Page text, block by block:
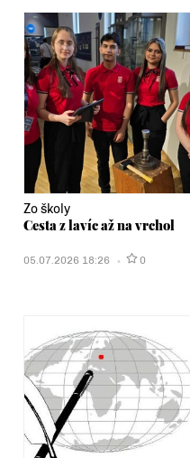
Zo školy
Cesta z lavíc až na vrchol
05.07.2026 18:26 0